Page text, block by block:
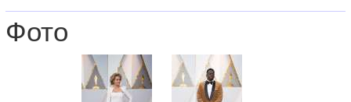
Фото